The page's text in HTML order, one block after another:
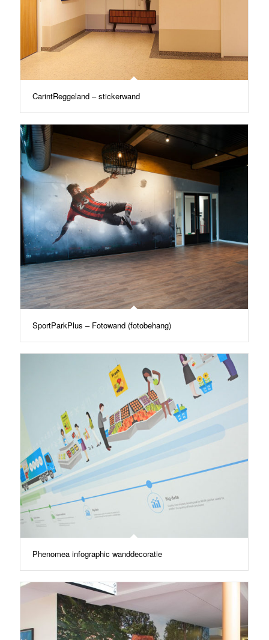
CarintReggeland – stickerwand
SportParkPlus – Fotowand (fotobehang)
Phenomea infographic wanddecoratie